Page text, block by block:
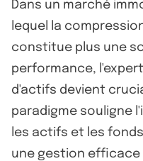
Dans un marché
lequel la
constitue plus une
performance,
d'actifs devient
paradigme souligne
les actifs et les
une gestion efficace